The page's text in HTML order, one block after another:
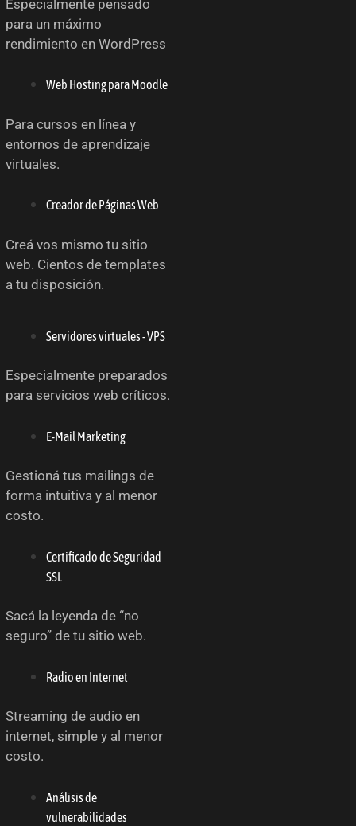
Especialmente pensado
para un máximo
rendimiento en WordPress
Web Hosting para Moodle
Para cursos en línea y
entornos de aprendizaje
virtuales.
Creador de Páginas Web
Creá vos mismo tu sitio
web. Cientos de templates
a tu disposición.
Servidores virtuales - VPS
Especialmente preparados
para servicios web críticos.
E-Mail Marketing
Gestioná tus mailings de
forma intuitiva y al menor
costo.
Certificado de Seguridad
SSL
Sacá la leyenda de “no
seguro” de tu sitio web.
Radio en Internet
Streaming de audio en
internet, simple y al menor
costo.
Análisis de
vulnerabilidades